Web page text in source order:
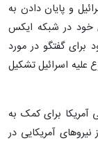
و پایان دادن به
خود در شبکه ایکس
گفتگو در مورد
علیه اسرائیل تشکیل
آمریکا برای کمک به
آمریکایی در